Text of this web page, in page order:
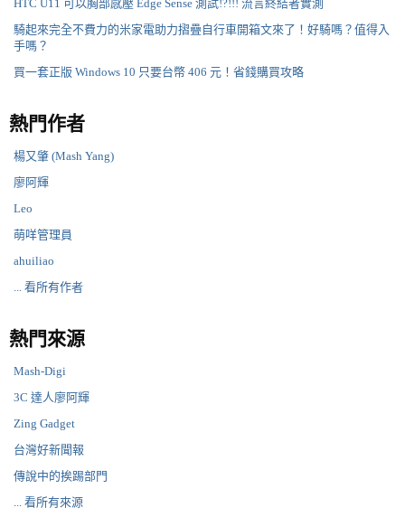
HTC U11 可以胸部感壓 Edge Sense 測試!?!!! 流言終結者實測
騎起來完全不費力的米家電助力摺疊自行車開箱文來了！好騎嗎？值得入
手嗎？
買一套正版 Windows 10 只要台幣 406 元！省錢購買攻略
熱門作者
楊又肇 (Mash Yang)
廖阿輝
Leo
萌咩管理員
ahuiliao
... 看所有作者
熱門來源
Mash-Digi
3C 達人廖阿輝
Zing Gadget
台灣好新聞報
傳說中的挨踢部門
... 看所有來源